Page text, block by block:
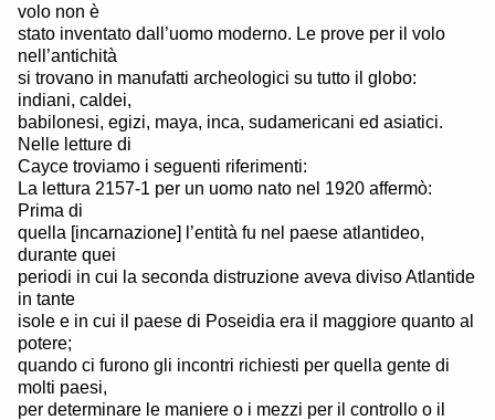
volo non è
stato inventato dall’uomo moderno. Le prove per il volo
nell’antichità
si trovano in manufatti archeologici su tutto il globo:
indiani, caldei,
babilonesi, egizi, maya, inca, sudamericani ed asiatici.
Nelle letture di
Cayce troviamo i seguenti riferimenti:
La lettura 2157-1 per un uomo nato nel 1920 affermò:
Prima di
quella [incarnazione] l’entità fu nel paese atlantideo,
durante quei
periodi in cui la seconda distruzione aveva diviso Atlantide
in tante
isole e in cui il paese di Poseidia era il maggiore quanto al
potere;
quando ci furono gli incontri richiesti per quella gente di
molti paesi,
per determinare le maniere o i mezzi per il controllo o il